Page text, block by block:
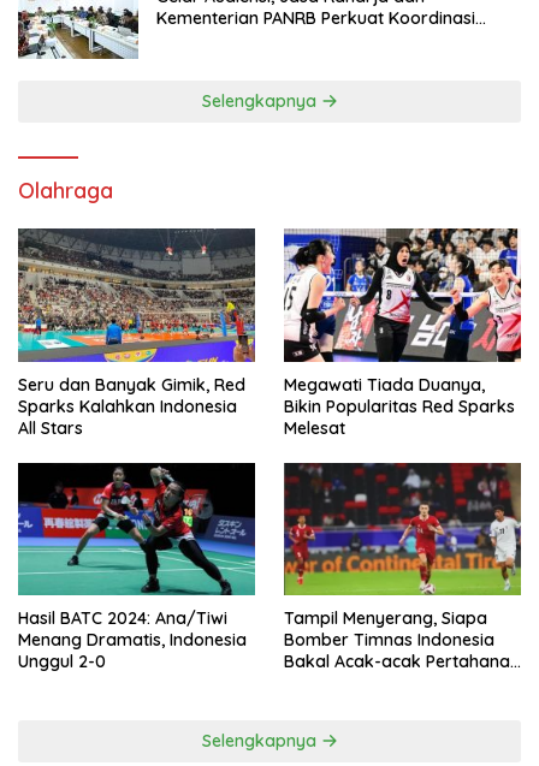
Kementerian PANRB Perkuat Koordinasi
Selengkapnya
Olahraga
Seru dan Banyak Gimik, Red
Sparks Kalahkan Indonesia
All Stars
Megawati Tiada Duanya,
Bikin Popularitas Red Sparks
Melesat
Hasil BATC 2024: Ana/Tiwi
Menang Dramatis, Indonesia
Unggul 2-0
Tampil Menyerang, Siapa
Bomber Timnas Indonesia
Bakal Acak-acak Pertahanan
Selengkapnya